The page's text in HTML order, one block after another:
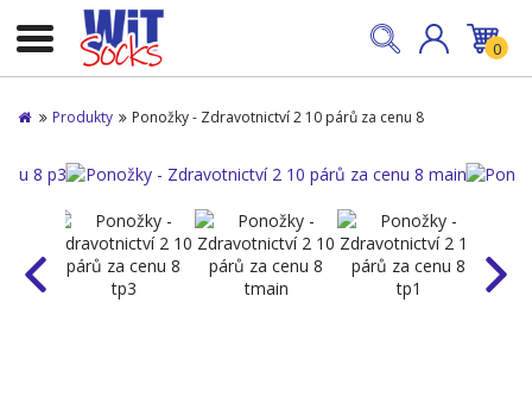
0
Produkty Ponožky - Zdravotnictví 2 10 párů za cenu 8